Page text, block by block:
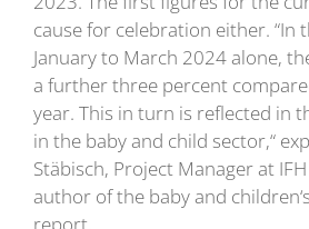
cause for celebration either. “In
January to March 2024 alone,
a further three percent
year. This in turn is reflected in
in the baby and child sector,“
Stäbisch, Project Manager at
author of the baby and